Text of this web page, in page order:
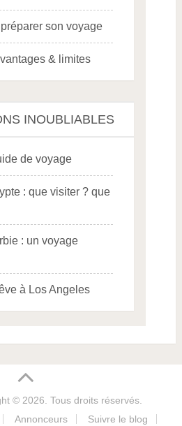
son voyage
& limites
INOUBLIABLES
de voyage
: que visiter ? que
: un voyage
à Los Angeles
© 2026. Tous droits réservés.
Annonceurs Suivre le blog